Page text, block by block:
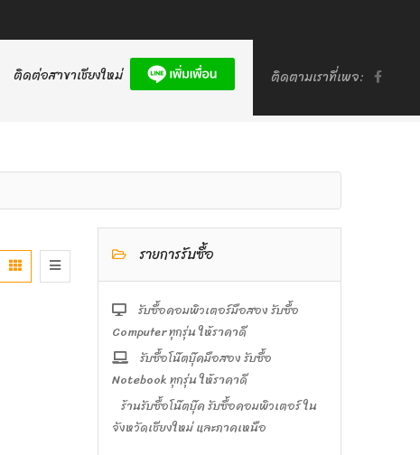
ติดตามเราที่เพจ:
ติดต่อสาขาเชียงใหม่
รายการรับซื้อ
รับซื้อคอมพิวเตอร์มือสอง รับซื้อ
Computer ทุกรุ่น ให้ราคาดี
รับซื้อโน๊ตบุ๊คมือสอง รับซื้อ
Notebook ทุกรุ่น ให้ราคาดี
ร้านรับซื้อโน๊ตบุ๊ค รับซื้อคอมพิวเตอร์ ใน
จังหวัดเชียงใหม่ และภาคเหนือ